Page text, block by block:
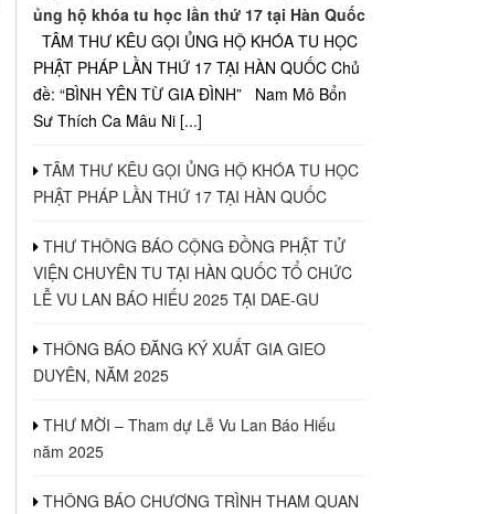
ủng hộ khóa tu học lần thứ 17 tại Hàn Quốc
TÂM THƯ KÊU GỌI ỦNG HỘ KHÓA TU HỌC
PHẬT PHÁP LẦN THỨ 17 TẠI HÀN QUỐC Chủ
đề: “BÌNH YÊN TỪ GIA ĐÌNH” Nam Mô Bổn
Sư Thích Ca Mâu Ni [...]
TÂM THƯ KÊU GỌI ỦNG HỘ KHÓA TU HỌC
PHẬT PHÁP LẦN THỨ 17 TẠI HÀN QUỐC
THƯ THÔNG BÁO CỘNG ĐỒNG PHẬT TỬ
VIỆN CHUYÊN TU TẠI HÀN QUỐC TỔ CHỨC
LỄ VU LAN BÁO HIẾU 2025 TẠI DAE-GU
THÔNG BÁO ĐĂNG KÝ XUẤT GIA GIEO
DUYÊN, NĂM 2025
THƯ MỜI – Tham dự Lễ Vu Lan Báo Hiếu
năm 2025
THÔNG BÁO CHƯƠNG TRÌNH THAM QUAN